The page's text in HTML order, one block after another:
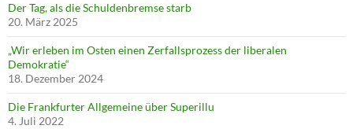
Der Tag, als die Schuldenbremse starb
20. März 2025
„Wir erleben im Osten einen Zerfallsprozess der liberalen
Demokratie“
18. Dezember 2024
Die Frankfurter Allgemeine über Superillu
4. Juli 2022